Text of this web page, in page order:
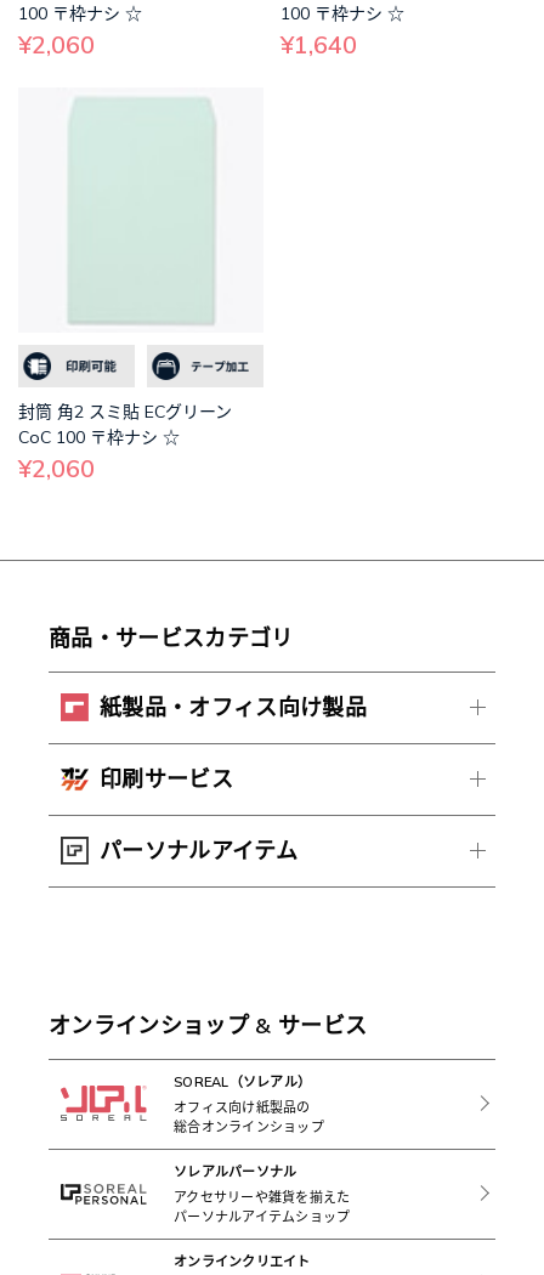
100 〒枠ナシ ☆
¥2,060
100 〒枠ナシ ☆
¥1,640
封筒 角2 スミ貼 ECグリーン
CoC 100 〒枠ナシ ☆
¥2,060
商品・サービスカテゴリ
紙製品・オフィス向け製品
印刷サービス
パーソナルアイテム
オンラインショップ & サービス
SOREAL（ソレアル）
オフィス向け紙製品の
総合オンラインショップ
ソレアルパーソナル
アクセサリーや雑貨を揃えた
パーソナルアイテムショップ
オンラインクリエイト